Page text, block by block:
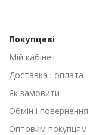
Покупцеві
Мій кабінет
Доставка і оплата
Як замовити
Обмін і повернення
Оптовим покупцям